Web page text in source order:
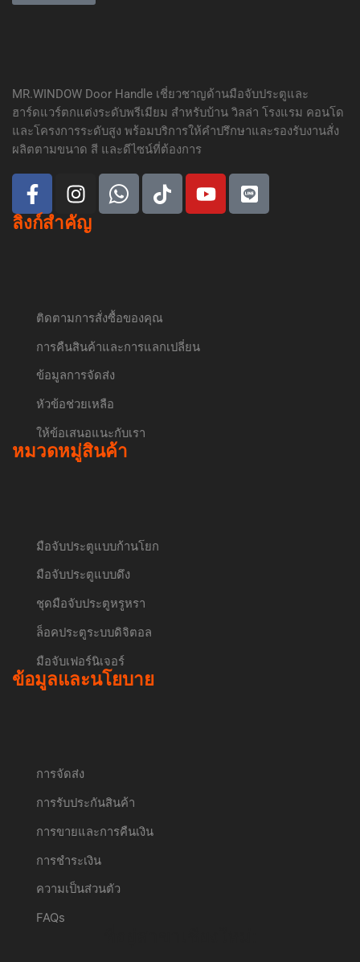
MR.WINDOW Door Handle เชี่ยวชาญด้านมือจับประตูและ
ฮาร์ดแวร์ตกแต่งระดับพรีเมียม สำหรับบ้าน วิลล่า โรงแรม คอนโด
และโครงการระดับสูง พร้อมบริการให้คำปรึกษาและรองรับงานสั่ง
ผลิตตามขนาด สี และดีไซน์ที่ต้องการ
ลิงก์สำคัญ
ติดตามการสั่งซื้อของคุณ
การคืนสินค้าและการแลกเปลี่ยน
ข้อมูลการจัดส่ง
หัวข้อช่วยเหลือ
ให้ข้อเสนอแนะกับเรา
หมวดหมู่สินค้า
มือจับประตูแบบก้านโยก
มือจับประตูแบบดึง
ชุดมือจับประตูหรูหรา
ล็อคประตูระบบดิจิตอล
มือจับเฟอร์นิเจอร์
ข้อมูลและนโยบาย
การจัดส่ง
การรับประกันสินค้า
การขายและการคืนเงิน
การชำระเงิน
ความเป็นส่วนตัว
FAQs